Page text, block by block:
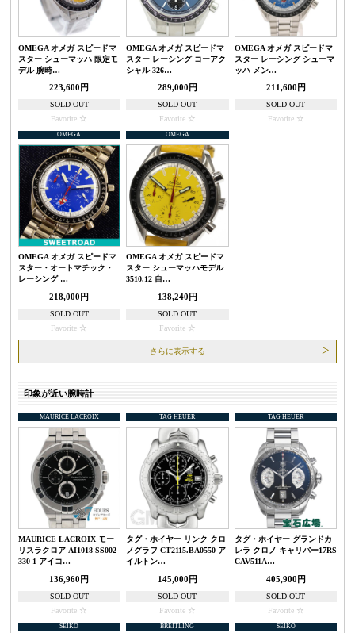
OMEGA オメガ スピードマ
スター シューマッハ 限定モ
デル 腕時…
223,600円
SOLD OUT
Favorite
OMEGA オメガ スピードマ
スター レーシング コーアク
シャル 326…
289,000円
SOLD OUT
Favorite
OMEGA オメガ スピードマ
スター レーシング シューマ
ッハ メン…
211,600円
SOLD OUT
Favorite
OMEGA
OMEGA オメガ スピードマ
スター・オートマチック・
レーシング …
218,000円
SOLD OUT
Favorite
OMEGA
OMEGA オメガ スピードマ
スター シューマッハモデル
3510.12 自…
138,240円
SOLD OUT
Favorite
さらに表示する
印象が近い腕時計
MAURICE LACROIX
MAURICE LACROIX モー
リスラクロア AI1018-SS002-
330-1 アイコ…
136,960円
SOLD OUT
Favorite
TAG HEUER
タグ・ホイヤー リンク クロ
ノグラフ CT2115.BA0550 ア
イルトン…
145,000円
SOLD OUT
Favorite
TAG HEUER
タグ・ホイヤー グランドカ
レラ クロノ キャリバー17RS
CAV511A…
405,900円
SOLD OUT
Favorite
SEIKO BREITLING SEIKO